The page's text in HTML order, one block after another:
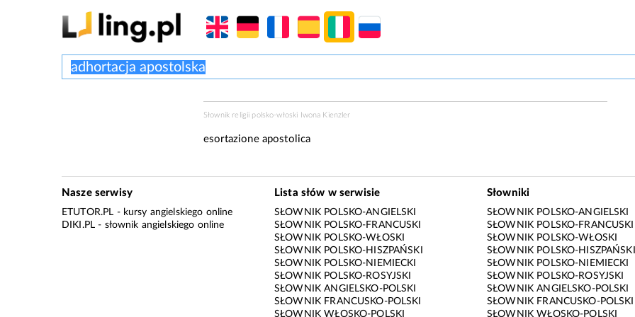
Słownik religii polsko-włoski Iwona Kienzler
esortazione apostolica
Nasze serwisy
ETUTOR.PL - kursy angielskiego online
DIKI.PL - słownik angielskiego online
Lista słów w serwisie
SŁOWNIK POLSKO-ANGIELSKI
SŁOWNIK POLSKO-FRANCUSKI
SŁOWNIK POLSKO-WŁOSKI
SŁOWNIK POLSKO-HISZPAŃSKI
SŁOWNIK POLSKO-NIEMIECKI
SŁOWNIK POLSKO-ROSYJSKI
SŁOWNIK ANGIELSKO-POLSKI
SŁOWNIK FRANCUSKO-POLSKI
SŁOWNIK WŁOSKO-POLSKI
Słowniki
SŁOWNIK POLSKO-ANGIELSKI
SŁOWNIK POLSKO-FRANCUSKI
SŁOWNIK POLSKO-WŁOSKI
SŁOWNIK POLSKO-HISZPAŃSKI
SŁOWNIK POLSKO-NIEMIECKI
SŁOWNIK POLSKO-ROSYJSKI
SŁOWNIK ANGIELSKO-POLSKI
SŁOWNIK FRANCUSKO-POLSKI
SŁOWNIK WŁOSKO-POLSKI